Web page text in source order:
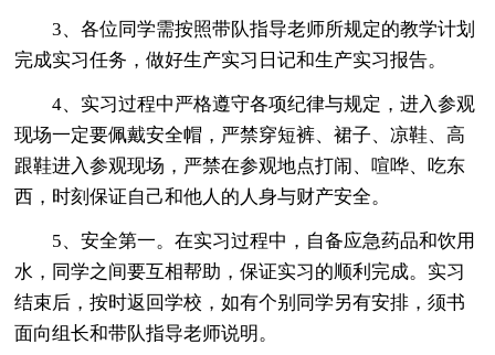
3、各位同学需按照带队指导老师所规定的教学计划
完成实习任务，做好生产实习日记和生产实习报告。
4、实习过程中严格遵守各项纪律与规定，进入参观
现场一定要佩戴安全帽，严禁穿短裤、裙子、凉鞋、高
跟鞋进入参观现场，严禁在参观地点打闹、喧哗、吃东
西，时刻保证自己和他人的人身与财产安全。
5、安全第一。在实习过程中，自备应急药品和饮用
水，同学之间要互相帮助，保证实习的顺利完成。实习
结束后，按时返回学校，如有个别同学另有安排，须书
面向组长和带队指导老师说明。